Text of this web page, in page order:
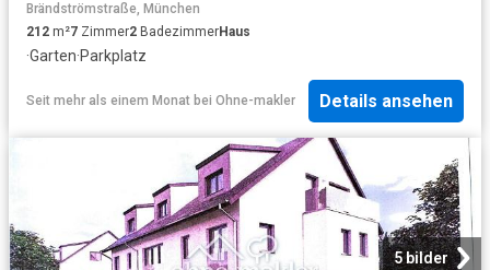
Brändströmstraße, München
212 m²7 Zimmer2 BadezimmerHaus
·Garten·Parkplatz
Seit mehr als einem Monat bei Ohne-makler Details ansehen
5 bilder